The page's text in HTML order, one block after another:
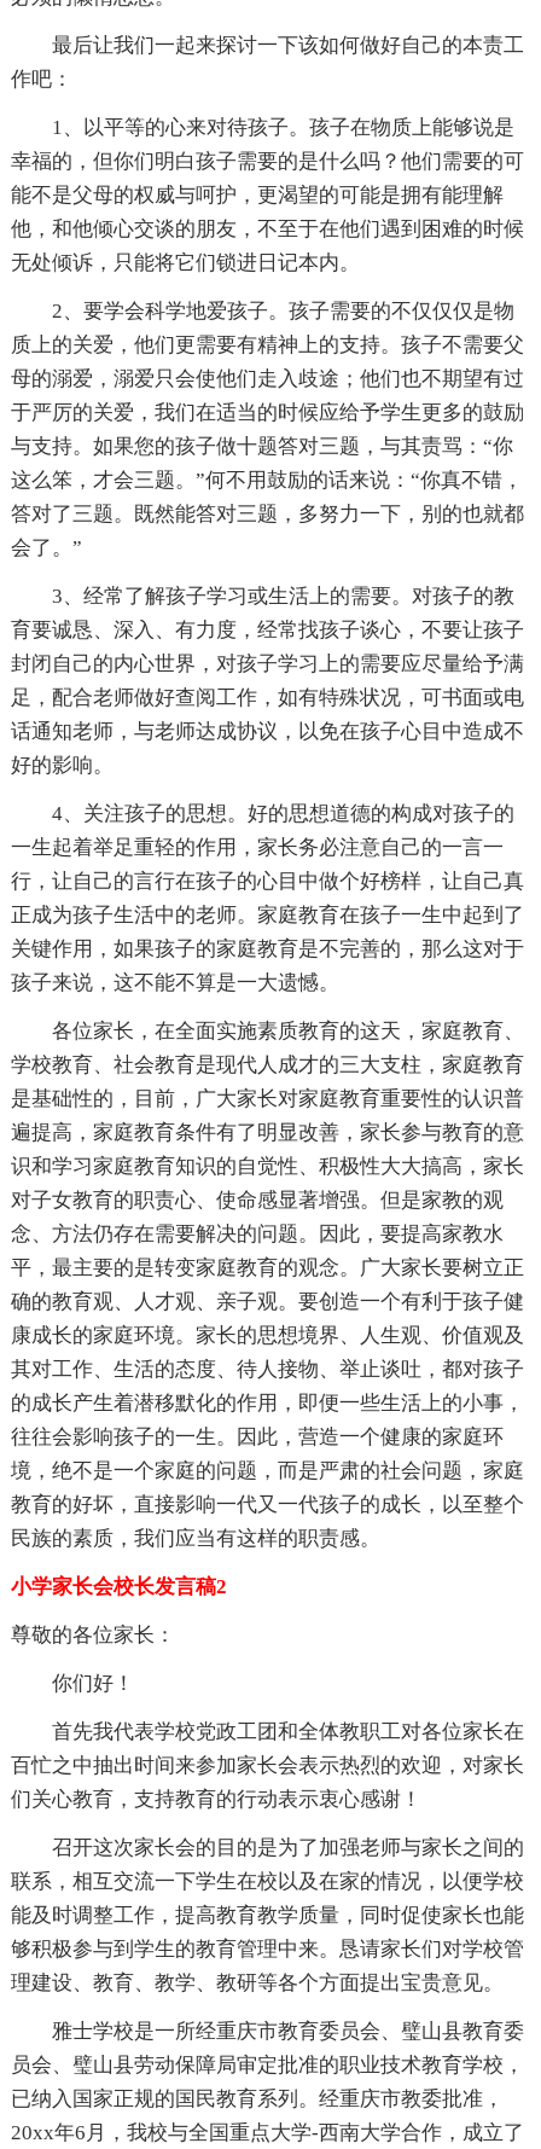
最后让我们一起来探讨一下该如何做好自己的本责工
作吧：
1、以平等的心来对待孩子。孩子在物质上能够说是
幸福的，但你们明白孩子需要的是什么吗？他们需要的可
能不是父母的权威与呵护，更渴望的可能是拥有能理解
他，和他倾心交谈的朋友，不至于在他们遇到困难的时候
无处倾诉，只能将它们锁进日记本内。
2、要学会科学地爱孩子。孩子需要的不仅仅仅是物
质上的关爱，他们更需要有精神上的支持。孩子不需要父
母的溺爱，溺爱只会使他们走入歧途；他们也不期望有过
于严厉的关爱，我们在适当的时候应给予学生更多的鼓励
与支持。如果您的孩子做十题答对三题，与其责骂：“你
这么笨，才会三题。”何不用鼓励的话来说：“你真不错，
答对了三题。既然能答对三题，多努力一下，别的也就都
会了。”
3、经常了解孩子学习或生活上的需要。对孩子的教
育要诚恳、深入、有力度，经常找孩子谈心，不要让孩子
封闭自己的内心世界，对孩子学习上的需要应尽量给予满
足，配合老师做好查阅工作，如有特殊状况，可书面或电
话通知老师，与老师达成协议，以免在孩子心目中造成不
好的影响。
4、关注孩子的思想。好的思想道德的构成对孩子的
一生起着举足重轻的作用，家长务必注意自己的一言一
行，让自己的言行在孩子的心目中做个好榜样，让自己真
正成为孩子生活中的老师。家庭教育在孩子一生中起到了
关键作用，如果孩子的家庭教育是不完善的，那么这对于
孩子来说，这不能不算是一大遗憾。
各位家长，在全面实施素质教育的这天，家庭教育、
学校教育、社会教育是现代人成才的三大支柱，家庭教育
是基础性的，目前，广大家长对家庭教育重要性的认识普
遍提高，家庭教育条件有了明显改善，家长参与教育的意
识和学习家庭教育知识的自觉性、积极性大大搞高，家长
对子女教育的职责心、使命感显著增强。但是家教的观
念、方法仍存在需要解决的问题。因此，要提高家教水
平，最主要的是转变家庭教育的观念。广大家长要树立正
确的教育观、人才观、亲子观。要创造一个有利于孩子健
康成长的家庭环境。家长的思想境界、人生观、价值观及
其对工作、生活的态度、待人接物、举止谈吐，都对孩子
的成长产生着潜移默化的作用，即便一些生活上的小事，
往往会影响孩子的一生。因此，营造一个健康的家庭环
境，绝不是一个家庭的问题，而是严肃的社会问题，家庭
教育的好坏，直接影响一代又一代孩子的成长，以至整个
民族的素质，我们应当有这样的职责感。
小学家长会校长发言稿2
尊敬的各位家长：
你们好！
首先我代表学校党政工团和全体教职工对各位家长在
百忙之中抽出时间来参加家长会表示热烈的欢迎，对家长
们关心教育，支持教育的行动表示衷心感谢！
召开这次家长会的目的是为了加强老师与家长之间的
联系，相互交流一下学生在校以及在家的情况，以便学校
能及时调整工作，提高教育教学质量，同时促使家长也能
够积极参与到学生的教育管理中来。恳请家长们对学校管
理建设、教育、教学、教研等各个方面提出宝贵意见。
雅士学校是一所经重庆市教育委员会、璧山县教育委
员会、璧山县劳动保障局审定批准的职业技术教育学校，
已纳入国家正规的国民教育系列。经重庆市教委批准，
20xx年6月，我校与全国重点大学-西南大学合作，成立了